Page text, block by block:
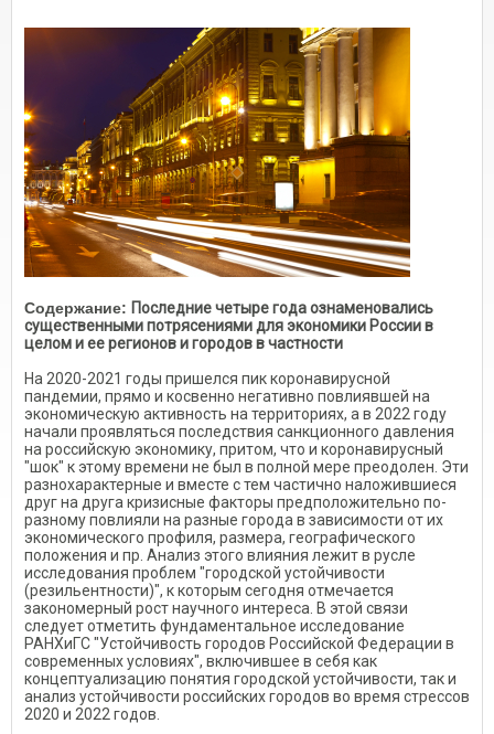
Содержание: Последние четыре года ознаменовались
существенными потрясениями для экономики России в
целом и ее регионов и городов в частности
На 2020-2021 годы пришелся пик коронавирусной
пандемии, прямо и косвенно негативно повлиявшей на
экономическую активность на территориях, а в 2022 году
начали проявляться последствия санкционного давления
на российскую экономику, притом, что и коронавирусный
"шок" к этому времени не был в полной мере преодолен. Эти
разнохарактерные и вместе с тем частично наложившиеся
друг на друга кризисные факторы предположительно по-
разному повлияли на разные города в зависимости от их
экономического профиля, размера, географического
положения и пр. Анализ этого влияния лежит в русле
исследования проблем "городской устойчивости
(резильентности)", к которым сегодня отмечается
закономерный рост научного интереса. В этой связи
следует отметить фундаментальное исследование
РАНХиГС "Устойчивость городов Российской Федерации в
современных условиях", включившее в себя как
концептуализацию понятия городской устойчивости, так и
анализ устойчивости российских городов во время стрессов
2020 и 2022 годов.